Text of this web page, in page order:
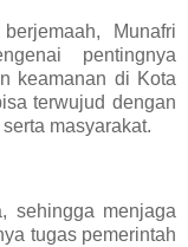
Munafri
pentingnya
keamanan di Kota
terwujud dengan
masyarakat.
sehingga menjaga
tugas pemerintah